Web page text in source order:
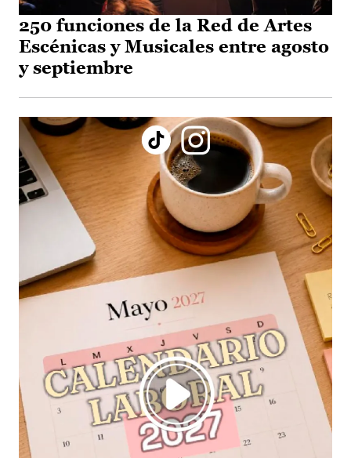
250 funciones de la Red de Artes
Escénicas y Musicales entre agosto
y septiembre